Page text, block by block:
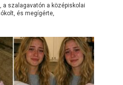
a szalagavatón a középiskolai
és megígérte,